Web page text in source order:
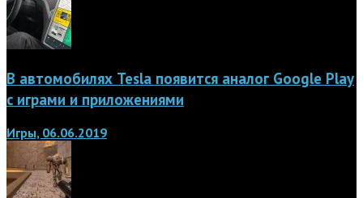
В автомобилях Tesla появится аналог Google Play
с играми и приложениями
Игры, 06.06.2019